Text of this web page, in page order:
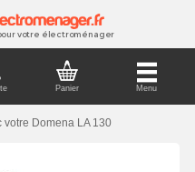
votre électroménager
Panier Menu
Domena LA 130